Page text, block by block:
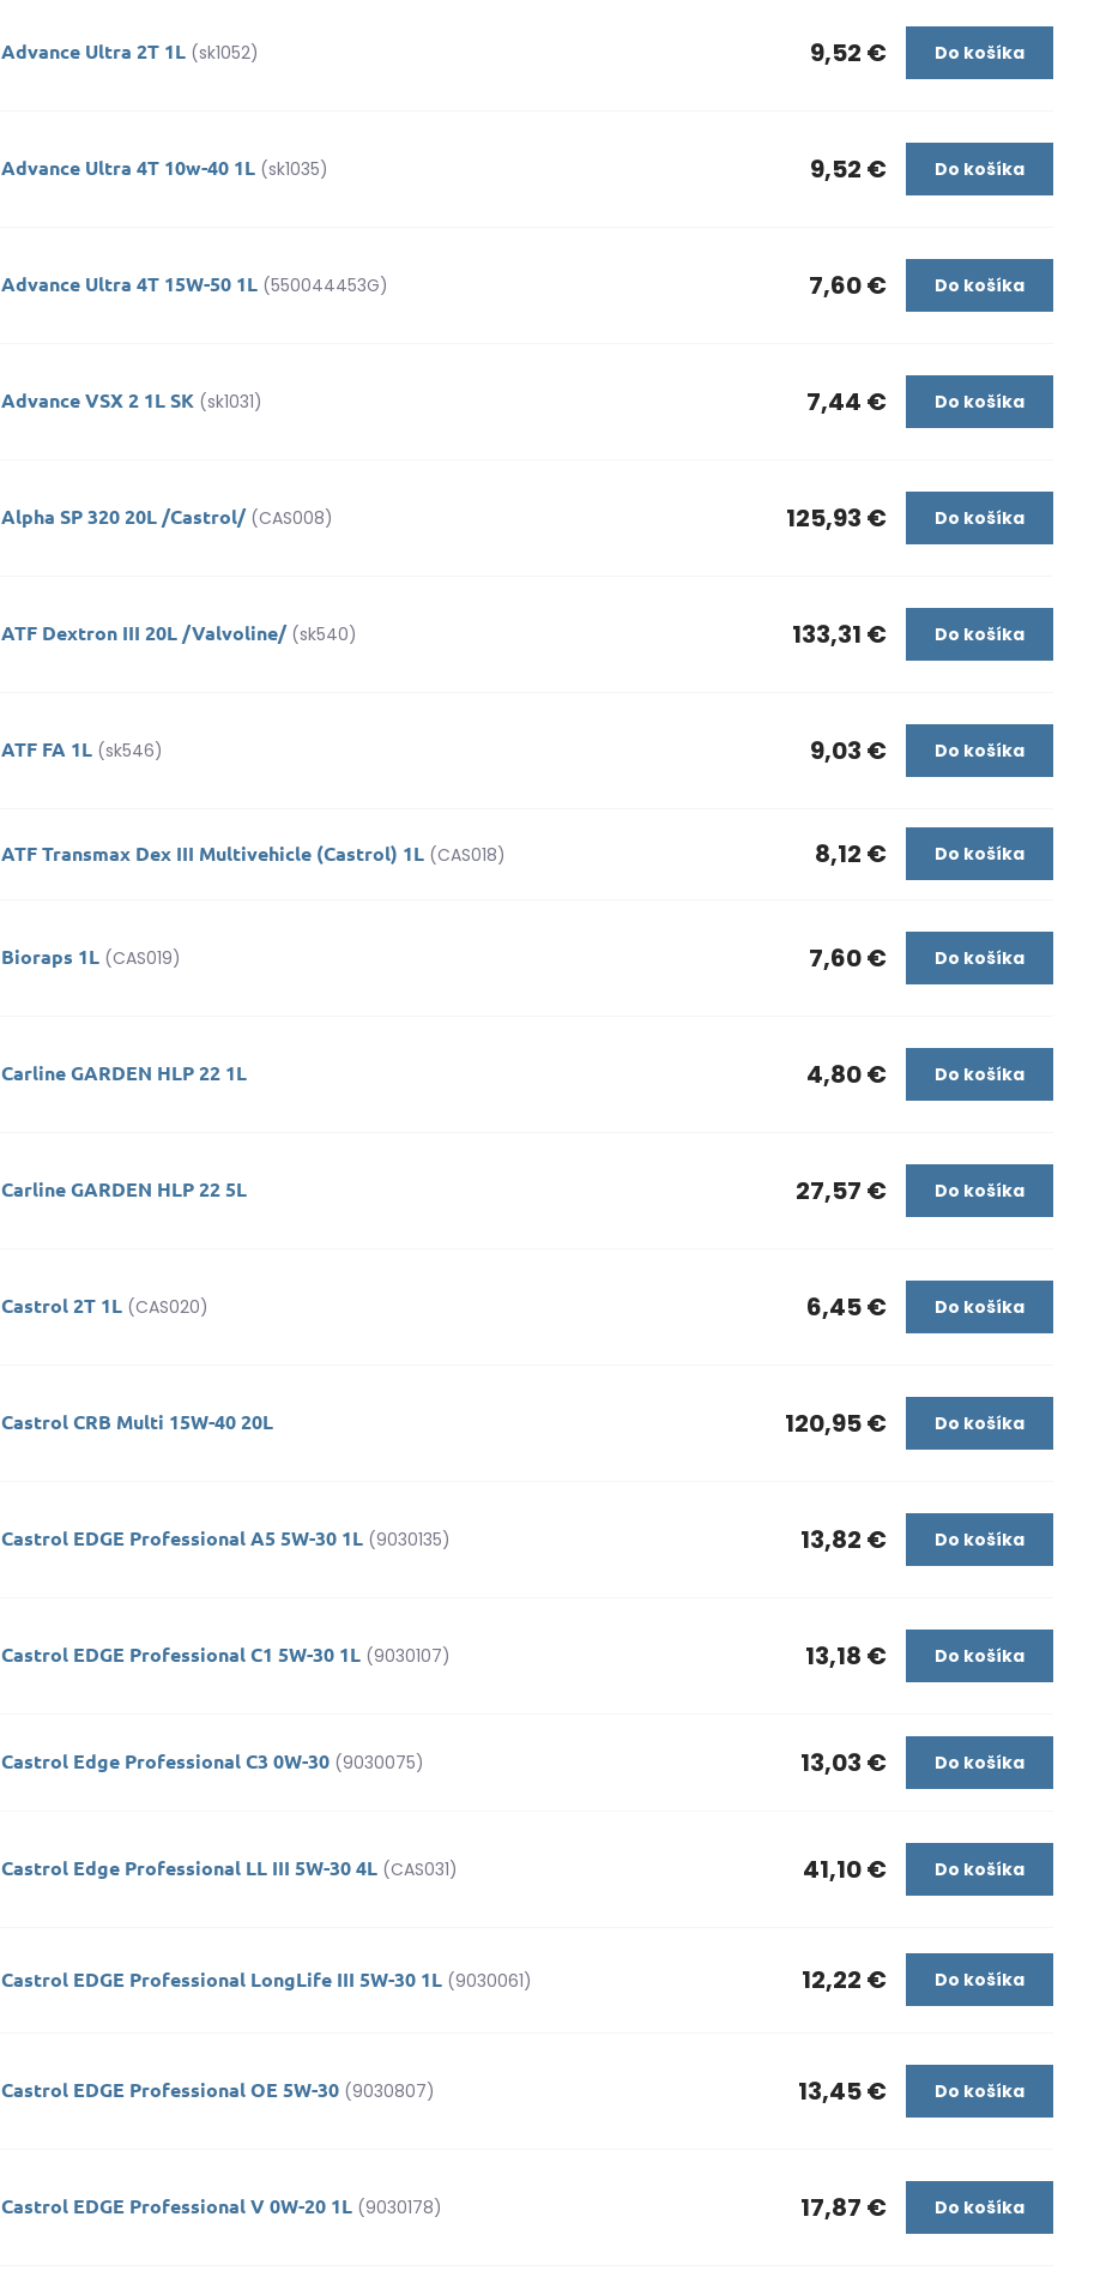
Advance Ultra 2T 1L (sk1052) 9,52 € Do košíka
Advance Ultra 4T 10w-40 1L (sk1035) 9,52 € Do košíka
Advance Ultra 4T 15W-50 1L (550044453G) 7,60 € Do košíka
Advance VSX 2 1L SK (sk1031) 7,44 € Do košíka
Alpha SP 320 20L /Castrol/ (CAS008) 125,93 € Do košíka
ATF Dextron III 20L /Valvoline/ (sk540) 133,31 € Do košíka
ATF FA 1L (sk546) 9,03 € Do košíka
ATF Transmax Dex III Multivehicle (Castrol) 1L (CAS018) 8,12 € Do košíka
Bioraps 1L (CAS019) 7,60 € Do košíka
Carline GARDEN HLP 22 1L 4,80 € Do košíka
Carline GARDEN HLP 22 5L 27,57 € Do košíka
Castrol 2T 1L (CAS020) 6,45 € Do košíka
Castrol CRB Multi 15W-40 20L 120,95 € Do košíka
Castrol EDGE Professional A5 5W-30 1L (9030135) 13,82 € Do košíka
Castrol EDGE Professional C1 5W-30 1L (9030107) 13,18 € Do košíka
Castrol Edge Professional C3 0W-30 (9030075) 13,03 € Do košíka
Castrol Edge Professional LL III 5W-30 4L (CAS031) 41,10 € Do košíka
Castrol EDGE Professional LongLife III 5W-30 1L (9030061) 12,22 € Do košíka
Castrol EDGE Professional OE 5W-30 (9030807) 13,45 € Do košíka
Castrol EDGE Professional V 0W-20 1L (9030178) 17,87 € Do košíka